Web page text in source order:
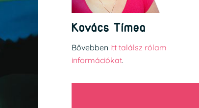
Kovács Tímea
Bővebben itt találsz rólam
információkat.